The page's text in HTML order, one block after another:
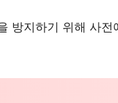
방지하기 위해 사